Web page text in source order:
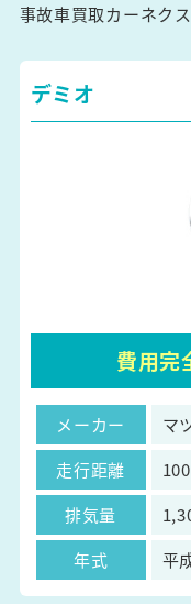
事故車買取カーネク
デミオ
費用完
メーカー
マ
走行距離
排気量
年式
平